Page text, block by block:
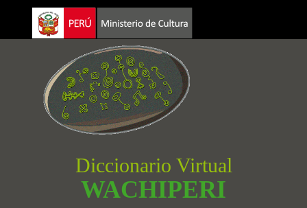
contenido
Diccionario Virtual
WACHIPERI